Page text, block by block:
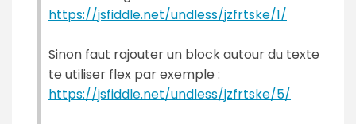
https://jsfiddle.net/undless/jzfrtske/1/
Sinon faut rajouter un block autour du texte
te utiliser flex par exemple :
https://jsfiddle.net/undless/jzfrtske/5/